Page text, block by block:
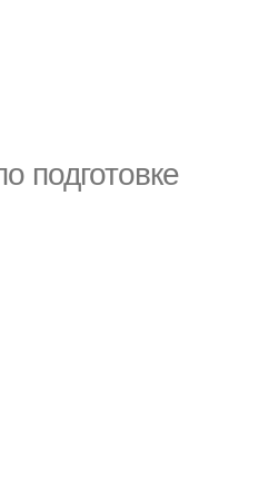
подготовке